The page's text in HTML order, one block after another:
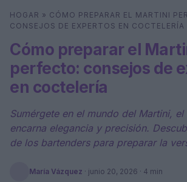
Buscar
HOGAR » CÓMO PREPARAR EL MARTINI
CONSEJOS DE EXPERTOS EN COCTELERÍA
Cómo preparar el
perfecto: consejos de
en coctelería
Sumérgete en el mundo del Martini,
encarna elegancia y precisión.
de los bartenders para preparar la
María Vázquez · junio 20, 2026 · 4 min